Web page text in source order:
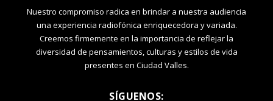
Nuestro compromiso radica en brindar a nuestra audiencia
una experiencia radiofónica enriquecedora y variada.
Creemos firmemente en la importancia de reflejar la
diversidad de pensamientos, culturas y estilos de vida
presentes en Ciudad Valles.
SÍGUENOS: